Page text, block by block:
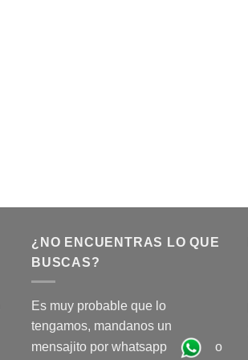
¿NO ENCUENTRAS LO QUE
BUSCAS?
Es muy probable que lo
tengamos, mandanos un
mensajito por whatsapp
o